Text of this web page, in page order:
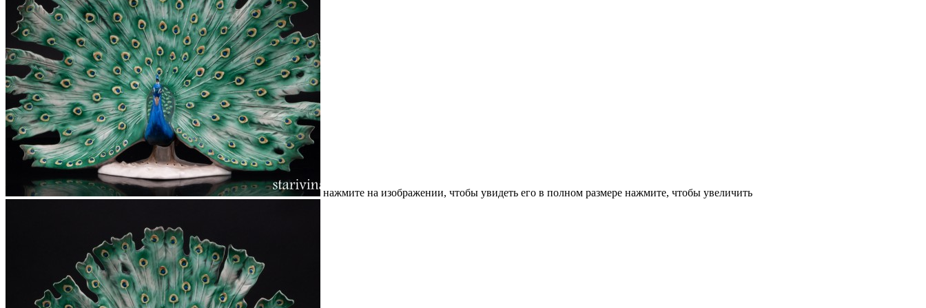
нажмите на изображении, чтобы увидеть его в полном размере нажмите, чтобы увеличить